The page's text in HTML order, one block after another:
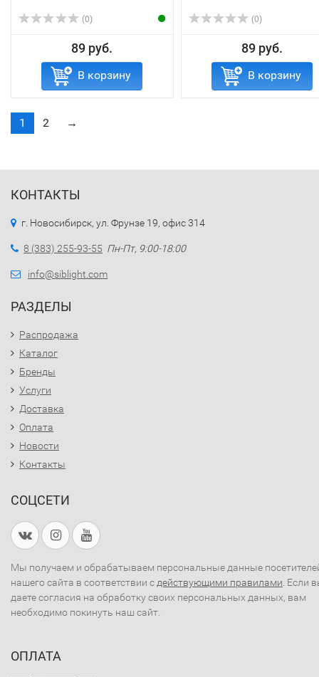
(0)
89 руб.
В корзину
(0)
89 руб.
В корзину
1 2 →
КОНТАКТЫ
г. Новосибирск, ул. Фрунзе 19, офис 314
8 (383) 255-93-55 Пн-Пт, 9:00-18:00
info@siblight.com
РАЗДЕЛЫ
Распродажа
Каталог
Бренды
Услуги
Доставка
Оплата
Новости
Контакты
СОЦСЕТИ
Мы получаем и обрабатываем персональные данные
нашего сайта в соответствии с действующими правилами . Если
даете согласия на обработку своих персональных данных, вам
необходимо покинуть наш сайт.
ОПЛАТА